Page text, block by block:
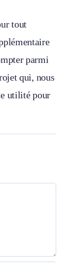
tout
parmi
qui, nous
utilité pour